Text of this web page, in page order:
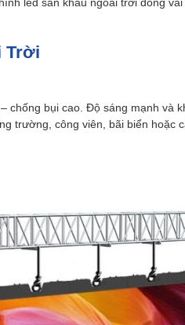
led sân khấu ngoài trời đóng
Trời
bụi cao. Độ sáng mạnh và
trường, công viên, bãi biển hoặc